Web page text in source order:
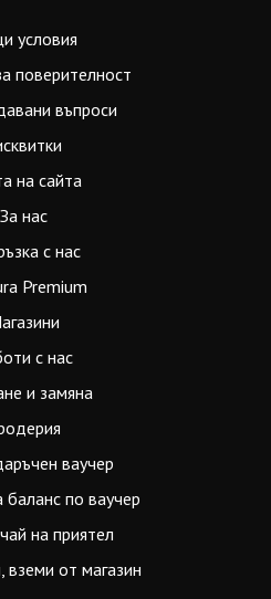
условия
поверителност
въпроси
на сайта
За нас
с нас
Premium
с нас
и замяна
ваучер
баланс по ваучер
на приятел
вземи от магазин